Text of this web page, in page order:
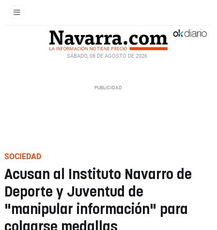
SÁBADO, 08 DE AGOSTO DE 2026
SOCIEDAD
Acusan al Instituto Navarro de
Deporte y Juventud de
"manipular información" para